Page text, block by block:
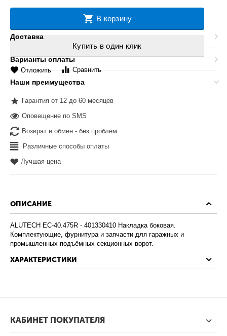
В корзину
Купить в один клик
Отложить Сравнить
Доставка
Варианты оплаты
Наши преимущества
Гарантия от 12 до 60 месяцев
Оповещение по SMS
Возврат и обмен - без проблем
Различные способы оплаты
Лучшая цена
ОПИСАНИЕ
ALUTECH EC-40.475R - 401330410 Накладка боковая.
Комплектующие, фурнитура и запчасти для гаражных и
промышленных подъёмных секционных ворот.
ХАРАКТЕРИСТИКИ
КАБИНЕТ ПОКУПАТЕЛЯ